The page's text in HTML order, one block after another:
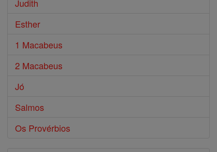
Judith
Esther
1 Macabeus
2 Macabeus
Jó
Salmos
Os Provérbios